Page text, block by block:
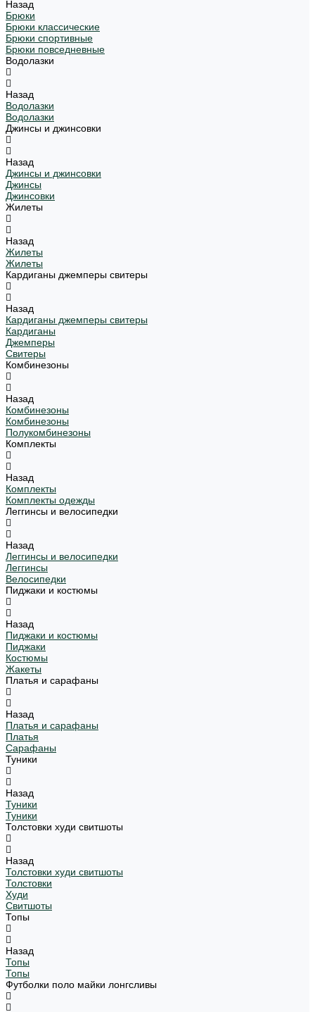
Назад
Брюки
Брюки классические
Брюки спортивные
Брюки повседневные
Водолазки
Назад
Водолазки
Водолазки
Джинсы и джинсовки
Назад
Джинсы и джинсовки
Джинсы
Джинсовки
Жилеты
Назад
Жилеты
Жилеты
Кардиганы джемперы свитеры
Назад
Кардиганы джемперы свитеры
Кардиганы
Джемперы
Свитеры
Комбинезоны
Назад
Комбинезоны
Комбинезоны
Полукомбинезоны
Комплекты
Назад
Комплекты
Комплекты одежды
Леггинсы и велосипедки
Назад
Леггинсы и велосипедки
Леггинсы
Велосипедки
Пиджаки и костюмы
Назад
Пиджаки и костюмы
Пиджаки
Костюмы
Жакеты
Платья и сарафаны
Назад
Платья и сарафаны
Платья
Сарафаны
Туники
Назад
Туники
Туники
Толстовки худи свитшоты
Назад
Толстовки худи свитшоты
Толстовки
Худи
Свитшоты
Топы
Назад
Топы
Топы
Футболки поло майки лонгсливы